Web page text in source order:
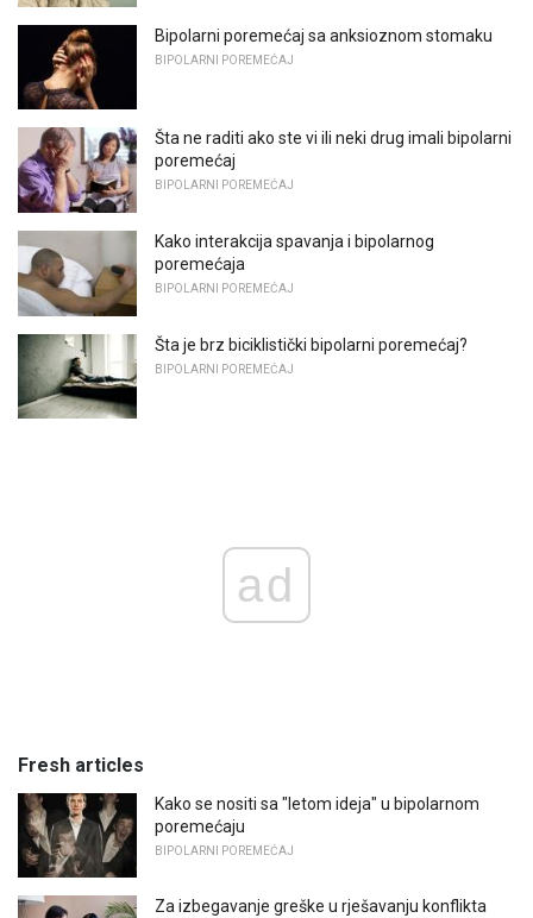
Bipolarni poremećaj sa anksioznom stomaku
BIPOLARNI POREMEĆAJ
Šta ne raditi ako ste vi ili neki drug imali bipolarni
poremećaj
BIPOLARNI POREMEĆAJ
Kako interakcija spavanja i bipolarnog
poremećaja
BIPOLARNI POREMEĆAJ
Šta je brz biciklistički bipolarni poremećaj?
BIPOLARNI POREMEĆAJ
ad
Fresh articles
Kako se nositi sa "letom ideja" u bipolarnom
poremećaju
BIPOLARNI POREMEĆAJ
Za izbegavanje greške u rješavanju konflikta